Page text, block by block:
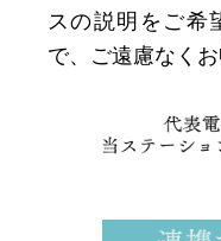
スの説明をご希
で、ご遠慮なく